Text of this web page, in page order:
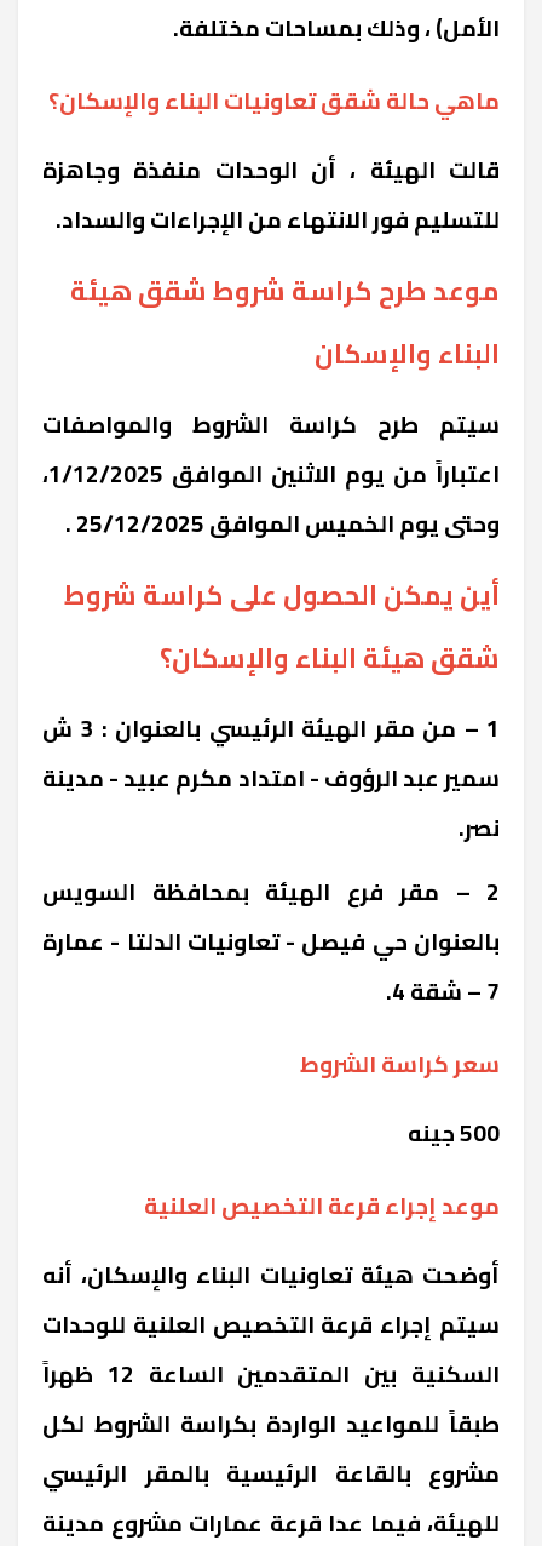
الأمل) ، وذلك بمساحات مختلفة.
ماهي حالة شقق تعاونيات البناء والإسكان؟
قالت الهيئة ، أن الوحدات منفذة وجاهزة
للتسليم فور الانتهاء من الإجراءات والسداد.
موعد طرح كراسة شروط شقق هيئة
البناء والإسكان
سيتم طرح كراسة الشروط والمواصفات
اعتباراً من يوم الاثنين الموافق 1/12/2025،
وحتى يوم الخميس الموافق 25/12/2025 .
أين يمكن الحصول على كراسة شروط
شقق هيئة البناء والإسكان؟
1 – من مقر الهيئة الرئيسي بالعنوان : 3 ش
سمير عبد الرؤوف - امتداد مكرم عبيد - مدينة
نصر.
2 – مقر فرع الهيئة بمحافظة السويس
بالعنوان حي فيصل - تعاونيات الدلتا - عمارة
7 – شقة 4.
سعر كراسة الشروط
500 جينه
موعد إجراء قرعة التخصيص العلنية
أوضحت هيئة تعاونيات البناء والإسكان، أنه
سيتم إجراء قرعة التخصيص العلنية للوحدات
السكنية بين المتقدمين الساعة 12 ظهراً
طبقاً للمواعيد الواردة بكراسة الشروط لكل
مشروع بالقاعة الرئيسية بالمقر الرئيسي
للهيئة، فيما عدا قرعة عمارات مشروع مدينة